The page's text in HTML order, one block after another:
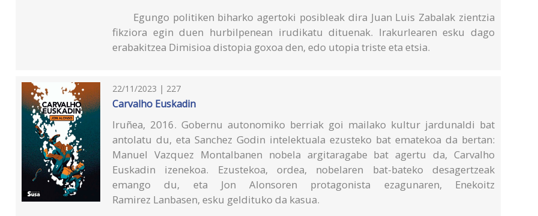
Egungo politiken biharko agertoki posibleak dira Juan Luis Zabalak zientzia
fikziora egin duen hurbilpenean irudikatu dituenak. Irakurlearen esku dago
erabakitzea Dimisioa distopia goxoa den, edo utopia triste eta etsia.
22/11/2023 | 227
Carvalho Euskadin
Iruñea, 2016. Gobernu autonomiko berriak goi mailako kultur jardunaldi bat
antolatu du, eta Sanchez Godin intelektuala ezusteko bat ematekoa da bertan:
Manuel Vazquez Montalbanen nobela argitaragabe bat agertu da, Carvalho
Euskadin izenekoa. Ezustekoa, ordea, nobelaren bat-bateko desagertzeak
emango du, eta Jon Alonsoren protagonista ezagunaren, Enekoitz
Ramirez Lanbasen, esku geldituko da kasua.